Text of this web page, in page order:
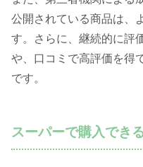
公開されている商品は、
す。さらに、継続的に評
や、口コミで高評価を得
です。
スーパーで購入でき